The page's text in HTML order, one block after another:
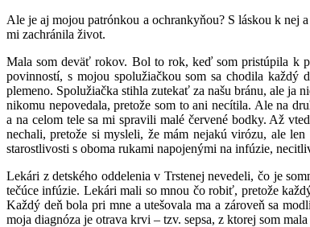
Ale je aj mojou patrónkou a ochrankyňou? S láskou k nej
mi zachránila život.
Mala som deväť rokov. Bol to rok, keď som pristúpila k
povinností, s mojou spolužiačkou som sa chodila
plemeno. Spolužiačka stihla zutekať za našu bránu, ale ja
nikomu nepovedala, pretože som to ani necítila. Ale na
a na celom tele sa mi spravili malé červené bodky. Až
nechali, pretože si mysleli, že mám nejakú virózu, ale
starostlivosti s oboma rukami napojenými na infúzie,
Lekári z detského oddelenia v Trstenej nevedeli, čo je
tečúce infúzie. Lekári mali so mnou čo robiť, pretože
Každý deň bola pri mne a utešovala ma a zároveň sa
moja diagnóza je otrava krvi – tzv. sepsa, z ktorej som